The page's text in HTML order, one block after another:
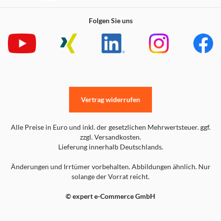
Bis zu 2x bessere Aktive Geräusch­unter­drückung im Vergleich
Aktiver Geräusch­unter­drückung.
Die Features für Geräte­performance und Geräusch­kontrolle wie
werden, um die Leistung und die volle Funktionalität der
Features aufrecht­zuerhalten. Untersupport.apple.com/de-
Aktive Geräusch­unterdrückung, Adaptives Audio und
Transparenz­modus können von Schmutz und Ohrenschmalz
beeinträchtigt werden. Das Gerät sollte regelmäßig gereinigt
werden, um die Leistung und die volle Funktionalität der
Features aufrecht­zuerhalten. Unter
support.apple.com/de-
gibt es eine Anleitung zum Reinigen der AirPods
Folgen Sie uns
Alle Preise in Euro und inkl. der gesetzlichen Mehrwertsteuer. ggf.
zzgl. Versandkosten.
Lieferung innerhalb Deutschlands.
Änderungen und Irrtümer vorbehalten. Abbildungen ähnlich. Nur
solange der Vorrat reicht.
© expert e-Commerce GmbH
Vertrag widerrufen